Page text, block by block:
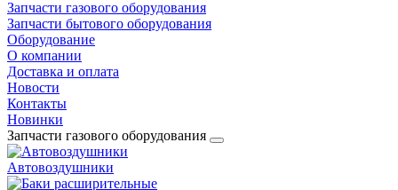
Запчасти газового оборудования
Запчасти бытового оборудования
Оборудование
О компании
Доставка и оплата
Новости
Контакты
Новинки
Запчасти газового оборудования
Автовоздушники